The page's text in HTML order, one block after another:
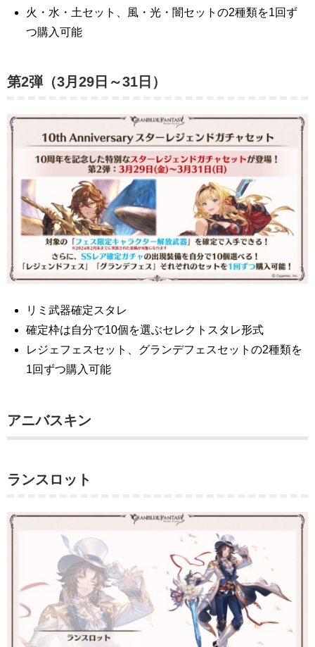
火・水・土セット、風・光・闇セットの2種類を1回ず
つ購入可能
第2弾（3月29日～31日）
リミ武器確定スタレ
確定枠は自分で10個を選ぶセレクトスタレ形式
レジェフェスセット、グランデフェスセットの2種類を
1回ずつ購入可能
アニバスキン
ランスロット